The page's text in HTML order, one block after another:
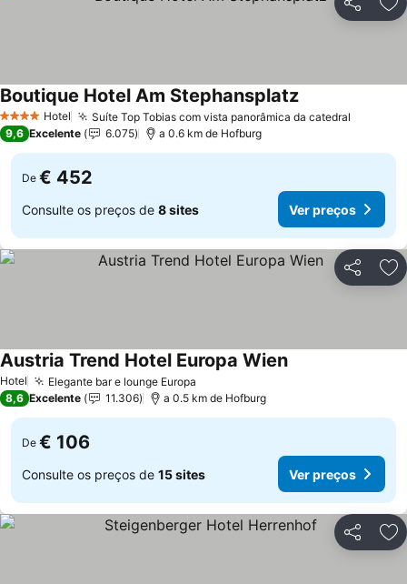
Partilhar
4 EstrelasHotel Suíte Top Tobias com vista panorâmica da catedral
Boutique Hotel Am Stephansplatz
9,6 Excelente 6.075 a 0.6 km de Hofburg
De € 452
Consulte os preços de 8 sites Ver preços
Partilhar
Hotel Elegante bar e lounge Europa
Austria Trend Hotel Europa Wien
8,6 Excelente 11.306 a 0.5 km de Hofburg
De € 106
Consulte os preços de 15 sites Ver preços
Partilhar